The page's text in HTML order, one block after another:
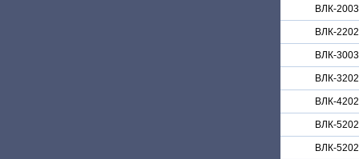
ВЛК-
ВЛК-
ВЛК-
ВЛК-
ВЛК-
ВЛК-
ВЛК-